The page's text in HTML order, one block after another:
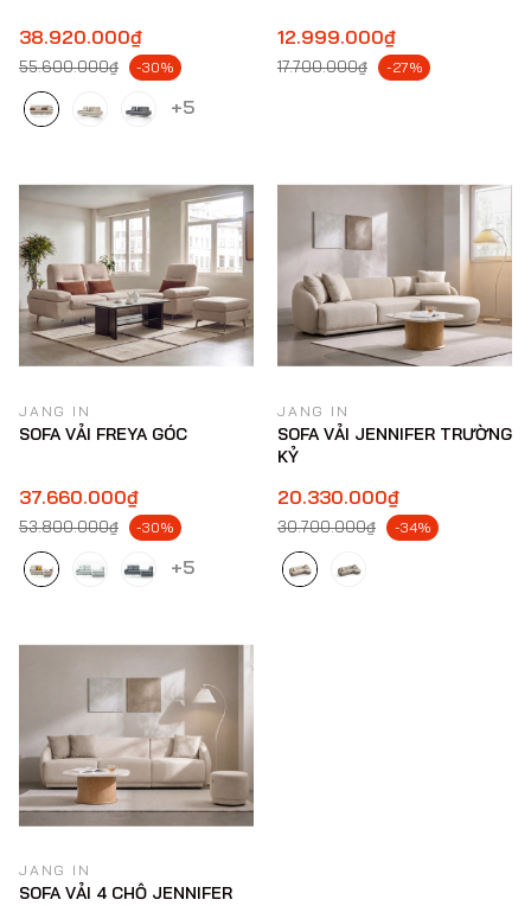
38.920.000₫
55.600.000₫ -30%
+5
12.999.000₫
17.700.000₫ -27%
JANG IN
SOFA VẢI FREYA GÓC
37.660.000₫
53.800.000₫ -30%
+5
JANG IN
SOFA VẢI JENNIFER TRƯỜNG
KỶ
20.330.000₫
30.700.000₫ -34%
JANG IN
SOFA VẢI 4 CHỖ JENNIFER